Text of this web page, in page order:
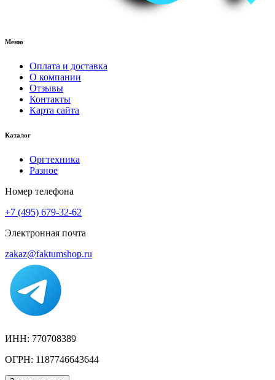
Меню
Оплата и доставка
О компании
Отзывы
Контакты
Карта сайта
Каталог
Оргтехника
Разное
Номер телефона
+7 (495) 679-32-62
Электронная почта
zakaz@faktumshop.ru
ИНН: 770708389
ОГРН: 1187746643644